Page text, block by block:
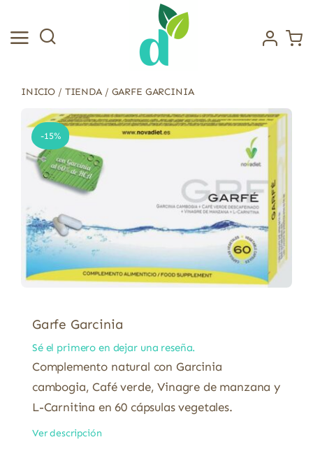
contenido
INICIO / TIENDA/ GARFE GARCINIA
-15%
Garfe Garcinia
Sé el primero en dejar una reseña.
Complemento natural con Garcinia
cambogia, Café verde, Vinagre de manzana y
L-Carnitina en 60 cápsulas vegetales.
Ver descripción